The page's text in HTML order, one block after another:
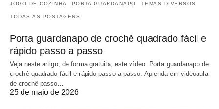
JOGO DE COZINHA PORTA GUARDANAPO TEMAS DIVERSOS
TODAS AS POSTAGENS
Porta guardanapo de crochê quadrado fácil e
rápido passo a passo
Veja neste artigo, de forma gratuita, este vídeo: Porta guardanapo de
crochê quadrado fácil e rápido passo a passo. Aprenda em videoaula
de crochê passo…
25 de maio de 2026